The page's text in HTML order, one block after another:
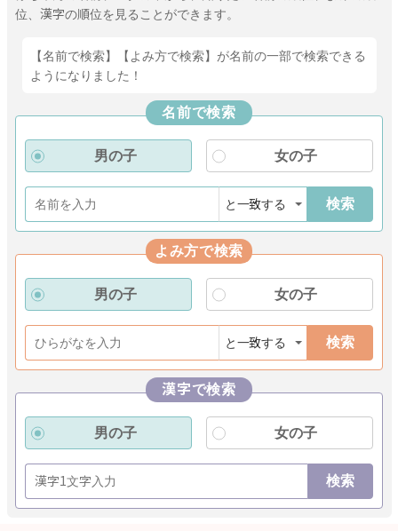
位、漢字の順位を見ることができます。
【名前で検索】【よみ方で検索】が名前の一部で検索できる
ようになりました！
名前で検索
男の子 女の子
検索
よみ方で検索
男の子 女の子
検索
漢字で検索
男の子 女の子
検索